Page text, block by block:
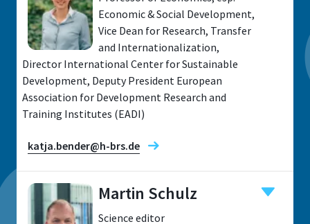
Location
Sankt Augustin
F 321
Grantham-Allee 20
Economic & Social Development,
Vice Dean for Research, Transfer
and Internationalization,
Director International Center for Sustainable
Development, Deputy President European
Association for Development Research and
Training Institutes (EADI)
katja.bender@h-brs.de
Research fields
Martin Schulz
Science editor